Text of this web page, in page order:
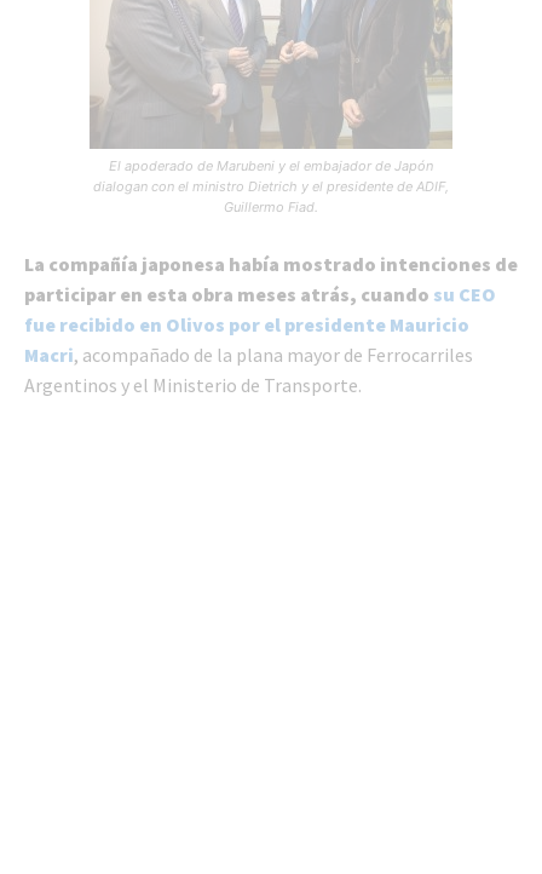
El apoderado de Marubeni y el embajador de Japón
dialogan con el ministro Dietrich y el presidente de ADIF,
Guillermo Fiad.
La compañía japonesa había mostrado intenciones de
participar en esta obra meses atrás, cuando su CEO
fue recibido en Olivos por el presidente Mauricio
Macri, acompañado de la plana mayor de Ferrocarriles
Argentinos y el Ministerio de Transporte.